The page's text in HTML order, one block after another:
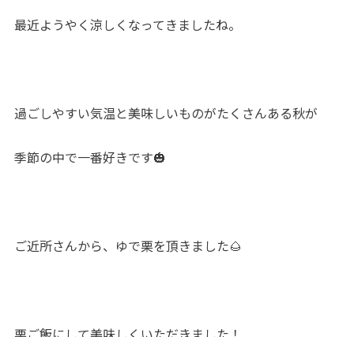
最近ようやく涼しくなってきましたね。
過ごしやすい気温と美味しいものがたくさんある秋が
季節の中で一番好きです🎃
ご近所さんから、ゆで栗を頂きました🌰